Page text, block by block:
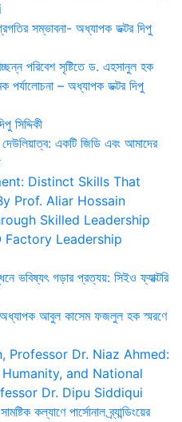
সম্ভাবনা- অধ্যাপক ডক্টর দিপু
পরিবেশ সৃষ্টিতে ড. এহসানুল হক
পর্যালোচনা – অধ্যাপক ডক্টর দিপু
সিদ্দিকী
দেউলিয়াত্ব: একটি জিডি এবং আমাদের
Distinct Skills That
Prof. Aliar Hossain
Skilled Leadership
Factory Leadership
ভবিষ্যৎ গড়ার প্রত্যয়: সিইও ফ্যাক্টরি
অধ্যাপক আবুল কাসেম ফজলুল হক স্মরণে
Professor Dr. Niaz Ahmed:
and National
Dr. Dipu Siddiqui
কল্যাণে পার্সোনাল ব্র্যান্ডিংয়ের